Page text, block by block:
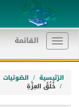
Toggle
navigation
القائمة
الرّئيسية الصّوتيات
خُلُقُ العِزَّةِ